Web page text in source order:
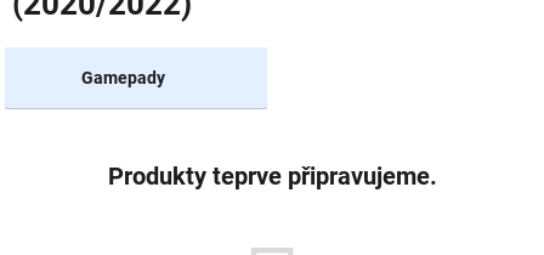
AIRPODS
AIRTAGGamepady
Produkty teprve připravujeme.